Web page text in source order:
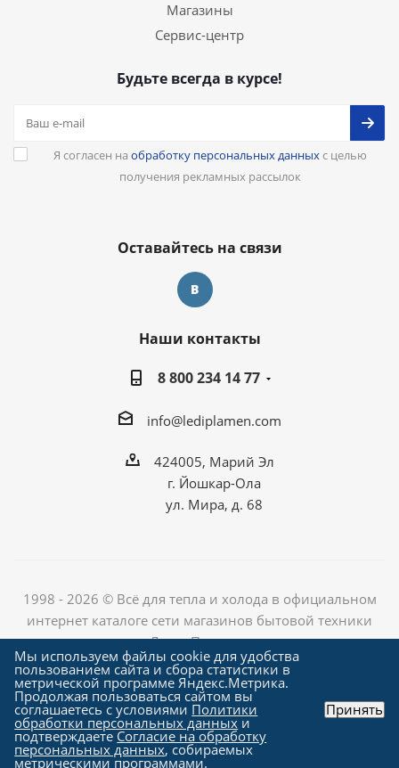
Магазины
Сервис-центр
Будьте всегда в курсе!
Я согласен на обработку персональных данныхс целью
получения рекламных рассылок
Оставайтесь на связи
Наши контакты
8 800 234 14 77
info@lediplamen.com
424005, Марий Эл
г. Йошкар-Ола
ул. Мира, д. 68
1998 - 2026 © Всё для тепла и холода в официальном
интернет каталоге сети магазинов бытовой техники
«Лед и Пламень»
Создание сайта компания
"Алроникс"
Мы используем файлы cookie для удобства
пользованием сайта и сбора статистики в
метрической программе Яндекс.Метрика.
Продолжая пользоваться сайтом вы
соглашаетесь с условиями Политики
обработки персональных данных и
подтверждаете Согласие на обработку
персональных данных, собираемых
метрическими программами.
Принять